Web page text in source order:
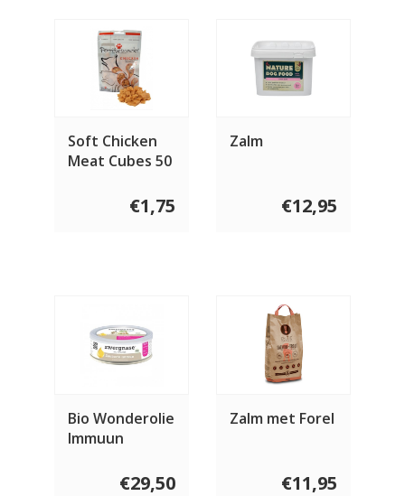
Soft Chicken
Meat Cubes 50
€1,75
Zalm
€12,95
Bio Wonderolie
Immuun
€29,50
Zalm met Forel
€11,95